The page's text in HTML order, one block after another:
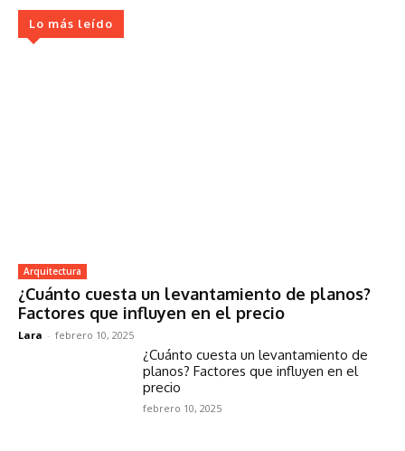
Lo más leído
Arquitectura
¿Cuánto cuesta un levantamiento de planos?
Factores que influyen en el precio
Lara - febrero 10, 2025
¿Cuánto cuesta un levantamiento de
planos? Factores que influyen en el
precio
febrero 10, 2025